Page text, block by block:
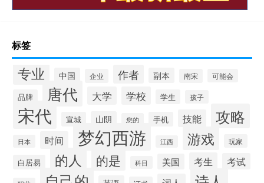
标签
专业 中国 企业 作者 副本 南宋 可能会
品牌 唐代 大学 学校 学生 孩子
宋代 宣城 山阴 您的 手机 技能 攻略
日本 时间 梦幻西游 江西 游戏 玩家
白居易 的人 的是 科目 美国 考生 考试